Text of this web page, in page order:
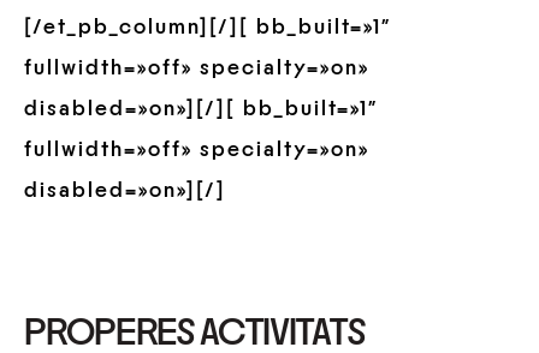
[/et_pb_column][/][ bb_built=»1″
fullwidth=»off» specialty=»on»
disabled=»on»][/][ bb_built=»1″
fullwidth=»off» specialty=»on»
disabled=»on»][/]
PROPERES ACTIVITATS